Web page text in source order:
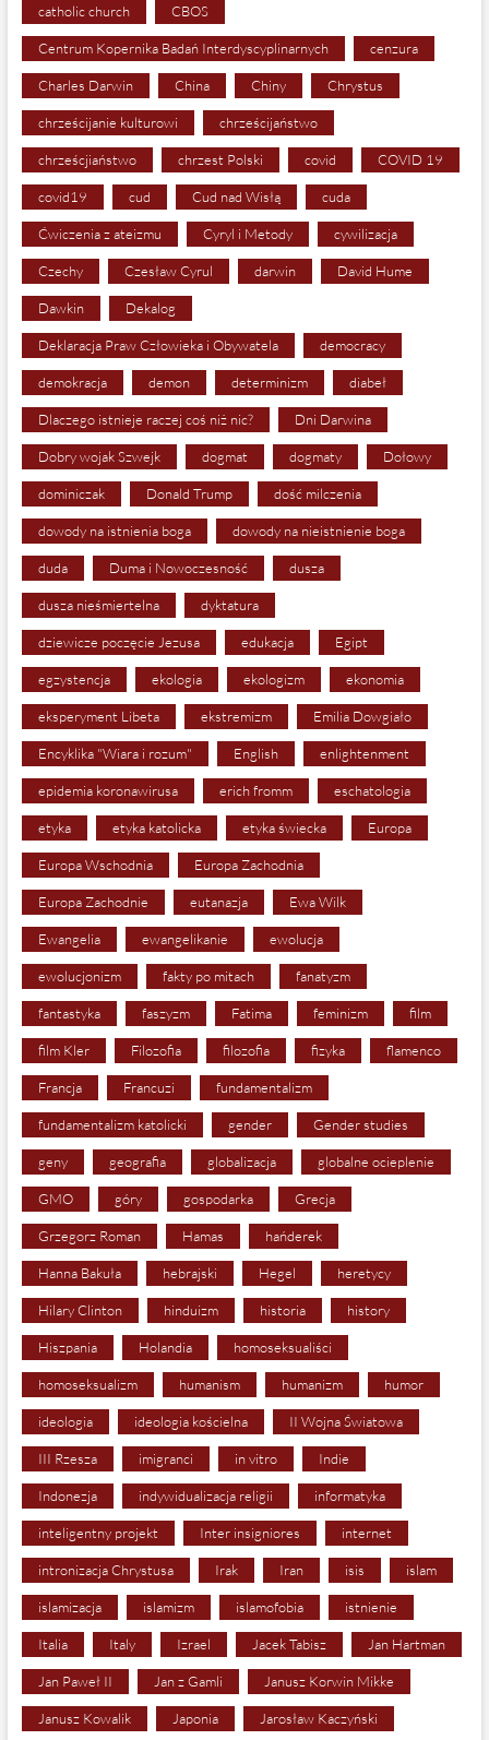
catholic church CBOS
Centrum Kopernika Badań Interdyscyplinarnych cenzura
Charles Darwin China Chiny Chrystus
chrześcijanie kulturowi chrześcijaństwo
chrześcjiaństwo chrzest Polski covid COVID 19
covid19 cud Cud nad Wisłą cuda
Ćwiczenia z ateizmu Cyryl i Metody cywilizacja
Czechy Czesław Cyrul darwin David Hume
Dawkin Dekalog
Deklaracja Praw Człowieka i Obywatela democracy
demokracja demon determinizm diabeł
Dlaczego istnieje raczej coś niż nic? Dni Darwina
Dobry wojak Szwejk dogmat dogmaty Dołowy
dominiczak Donald Trump dość milczenia
dowody na istnienia boga dowody na nieistnienie boga
duda Duma i Nowoczesność dusza
dusza nieśmiertelna dyktatura
dziewicze poczęcie Jezusa edukacja Egipt
egzystencja ekologia ekologizm ekonomia
eksperyment Libeta ekstremizm Emilia Dowgiało
Encyklika "Wiara i rozum" English enlightenment
epidemia koronawirusa erich fromm eschatologia
etyka etyka katolicka etyka świecka Europa
Europa Wschodnia Europa Zachodnia
Europa Zachodnie eutanazja Ewa Wilk
Ewangelia ewangelikanie ewolucja
ewolucjonizm fakty po mitach fanatyzm
fantastyka faszyzm Fatima feminizm film
film Kler Filozofia filozofia fizyka flamenco
Francja Francuzi fundamentalizm
fundamentalizm katolicki gender Gender studies
geny geografia globalizacja globalne ocieplenie
GMO góry gospodarka Grecja
Grzegorz Roman Hamas hańderek
Hanna Bakuła hebrajski Hegel heretycy
Hilary Clinton hinduizm historia history
Hiszpania Holandia homoseksualiści
homoseksualizm humanism humanizm humor
ideologia ideologia kościelna II Wojna Światowa
III Rzesza imigranci in vitro Indie
Indonezja indywidualizacja religii informatyka
inteligentny projekt Inter insigniores internet
intronizacja Chrystusa Irak Iran isis islam
islamizacja islamizm islamofobia istnienie
Italia Italy Izrael Jacek Tabisz Jan Hartman
Jan Paweł II Jan z Gamli Janusz Korwin Mikke
Janusz Kowalik Japonia Jarosław Kaczyński